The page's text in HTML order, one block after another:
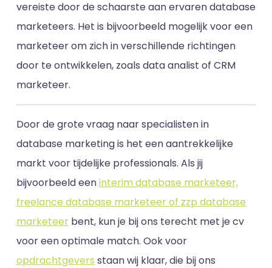
vereiste door de schaarste aan ervaren database
marketeers. Het is bijvoorbeeld mogelijk voor een
marketeer om zich in verschillende richtingen
door te ontwikkelen, zoals data analist of CRM
marketeer.
Door de grote vraag naar specialisten in
database marketing is het een aantrekkelijke
markt voor tijdelijke professionals. Als jij
bijvoorbeeld eeninterim database marketeer,
freelance database marketeer of zzp database
marketeer bent, kun je bij ons terecht met je cv
voor een optimale match. Ook voor
opdrachtgevers staan wij klaar, die bij ons